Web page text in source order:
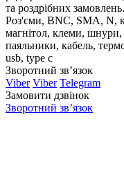
та роздрібних замовлень.
Роз'єми, BNC, SMA, N,
магнітол, клеми,
паяльники, кабель,
usb, type c
Зворотний зв’язок
Viber Viber Telegram
Замовити дзвінок
Зворотний зв’язок